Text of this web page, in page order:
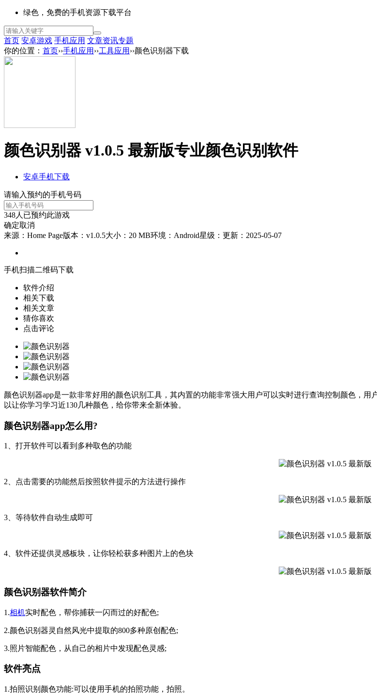
绿色，免费的手机资源下载平台
首页 安卓游戏 手机应用 文章资讯专题
你的位置： 首页››手机应用 ››工具应用 ››颜色识别器下载
颜色识别器 v1.0.5 最新版专业颜色识别软件
安卓手机下载
请输入预约的手机号码
348人已预约此游戏
确定取消
来源：Home Page版本：v1.0.5大小：20 MB环境：Android星级： 更新：2025-05-07
手机扫描二维码下载
软件介绍
相关下载
相关文章
猜你喜欢
点击评论
颜色识别器app是一款非常好用的颜色识别工具，其内置的功能非常强大用户可以实时进行查询控制颜色，
以让你学习学习近130几种颜色，给你带来全新体验。
颜色识别器app怎么用?
1、打开软件可以看到多种取色的功能
2、点击需要的功能然后按照软件提示的方法进行操作
3、等待软件自动生成即可
4、软件还提供灵感板块，让你轻松获多种图片上的色块
颜色识别器软件简介
1.相机实时配色，帮你捕获一闪而过的好配色;
2.颜色识别器灵自然风光中提取的800多种原创配色;
3.照片智能配色，从自己的相片中发现配色灵感;
软件亮点
1.拍照识别颜色功能:可以使用手机的拍照功能，拍照。